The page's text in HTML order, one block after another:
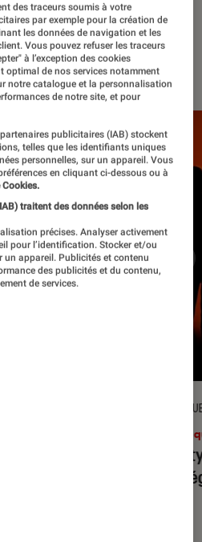
leur
des traceurs soumis à votre
par exemple pour la création de
les données de navigation et les
Vous pouvez refuser les traceurs
à l’exception des cookies
optimal de nos services notamment
notre catalogue et la personnalisation
de notre site, et pour
partenaires publicitaires (IAB) stockent
telles que les identifiants uniques
personnelles, sur un appareil. Vous
en cliquant ci-dessous ou à
traitent des données selon les
précises. Analyser activement
pour l’identification. Stocker et/ou
un appareil. Publicités et contenu
des publicités et du contenu,
de services.